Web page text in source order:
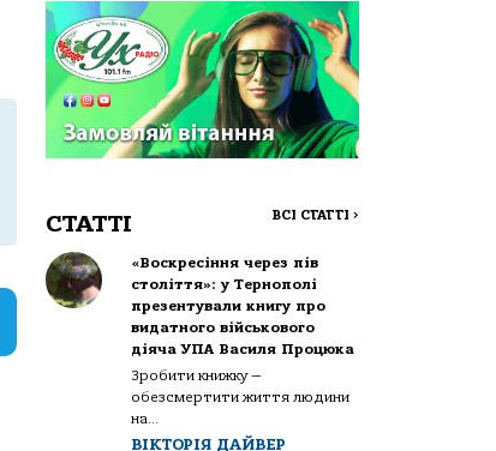
СТАТТІ ВСІ СТАТТІ >
«Воскресіння через пів
століття»: у Тернополі
презентували книгу про
видатного військового
діяча УПА Василя Процюка
Зробити книжку —
обезсмертити життя людини
на...
ВІКТОРІЯ ДАЙВЕР